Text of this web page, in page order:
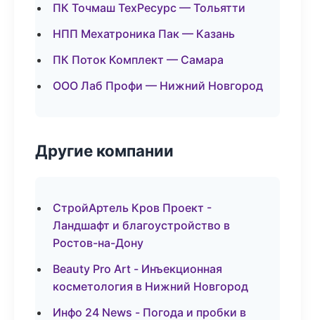
ПК Точмаш ТехРесурс — Тольятти
НПП Мехатроника Пак — Казань
ПК Поток Комплект — Самара
ООО Лаб Профи — Нижний Новгород
Другие компании
СтройАртель Кров Проект -
Ландшафт и благоустройство в
Ростов-на-Дону
Beauty Pro Art - Инъекционная
косметология в Нижний Новгород
Инфо 24 News - Погода и пробки в